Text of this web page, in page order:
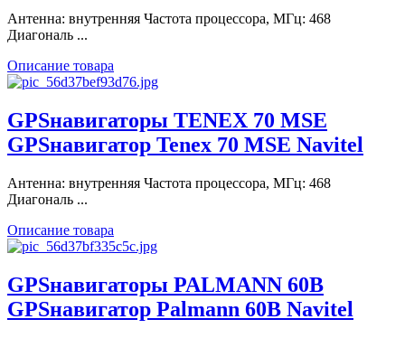
Антенна: внутренняя Частота процессора, МГц: 468
Диагональ ...
Описание товара
GPSнавигаторы TENEX 70 МSE
GPSнавигатор Tenex 70 МSE Navitel
Антенна: внутренняя Частота процессора, МГц: 468
Диагональ ...
Описание товара
GPSнавигаторы PALMANN 60B
GPSнавигатор Palmann 60B Navitel